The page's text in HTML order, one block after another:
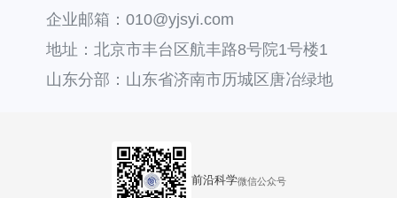
企业邮箱：010@yjsyi.com
地址：北京市丰台区航丰路8号院1号楼1
层121
山东分部：山东省济南市历城区唐冶绿地
前沿科学微信公众号